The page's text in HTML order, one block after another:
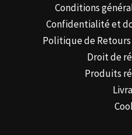
Conditions
Confidentialité et
Politique de
Droit de
Produits